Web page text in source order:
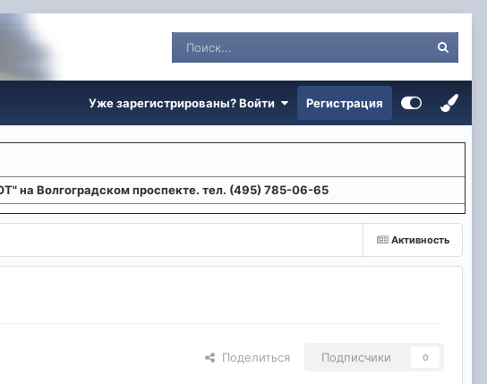
Уже зарегистрированы? Войти Регистрация
на Волгоградском проспекте. тел. (495) 785-06-65
Активность
Поделиться Подписчики 0